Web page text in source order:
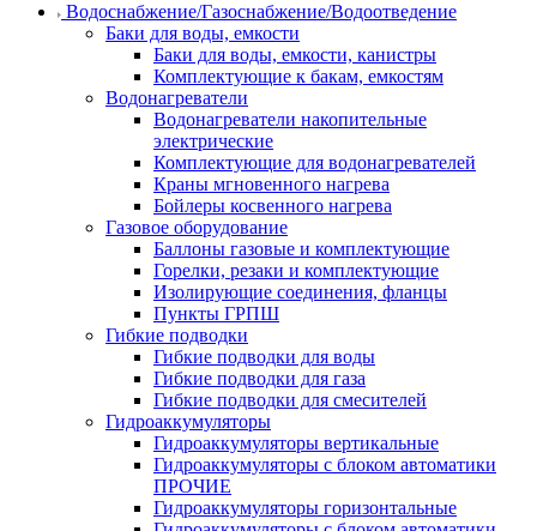
Водоснабжение/Газоснабжение/Водоотведение
Баки для воды, емкости
Баки для воды, емкости, канистры
Комплектующие к бакам, емкостям
Водонагреватели
Водонагреватели накопительные
электрические
Комплектующие для водонагревателей
Краны мгновенного нагрева
Бойлеры косвенного нагрева
Газовое оборудование
Баллоны газовые и комплектующие
Горелки, резаки и комплектующие
Изолирующие соединения, фланцы
Пункты ГРПШ
Гибкие подводки
Гибкие подводки для воды
Гибкие подводки для газа
Гибкие подводки для смесителей
Гидроаккумуляторы
Гидроаккумуляторы вертикальные
Гидроаккумуляторы с блоком автоматики
ПРОЧИЕ
Гидроаккумуляторы горизонтальные